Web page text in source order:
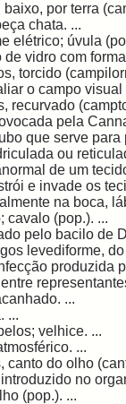
baixo, por terra
chata. ...
elétrico; úvula
de vidro com
torcido
o campo
recurvado
pela
que serve
ou
de um
e invade os
na boca,
cavalo (pop.). ...
pelo bacilo de
levediforme,
produzida
...
...
velhice. ...
...
canto do olho
no
(pop.). ...